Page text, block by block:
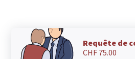
Requête de
CHF 75.00